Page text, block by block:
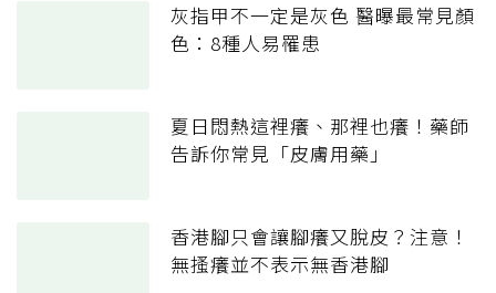
灰指甲不一定是灰色 醫曝最常見顏
色：8種人易罹患
夏日悶熱這裡癢、那裡也癢！藥師
告訴你常見「皮膚用藥」
香港腳只會讓腳癢又脫皮？注意！
無搔癢並不表示無香港腳